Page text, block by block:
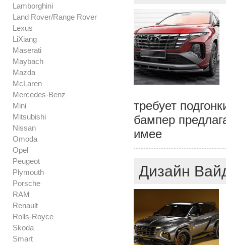
Lamborghini
Land Rover/Range Rover
Lexus
LiXiang
Maserati
Maybach
Mazda
McLaren
Mercedes-Benz
Mini
Mitsubishi
Nissan
Omoda
Opel
Peugeot
Plymouth
Porsche
RAM
Renault
Rolls-Royce
Skoda
Smart
требует
бампер
имее
Дизайн